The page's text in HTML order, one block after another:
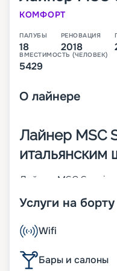
КОМФОРТ
ПАЛУБЫ
18
РЕНОВАЦИЯ
2018
ВМЕСТИМОСТЬ (ЧЕЛОВЕК)
5429
О лайнере
Лайнер MSC
Лайнер MSC
крупнейшим
по величине
палубном лайнере
категорий. В них
человек. Другие
Услуги на борту
Wifi
Бары и салоны